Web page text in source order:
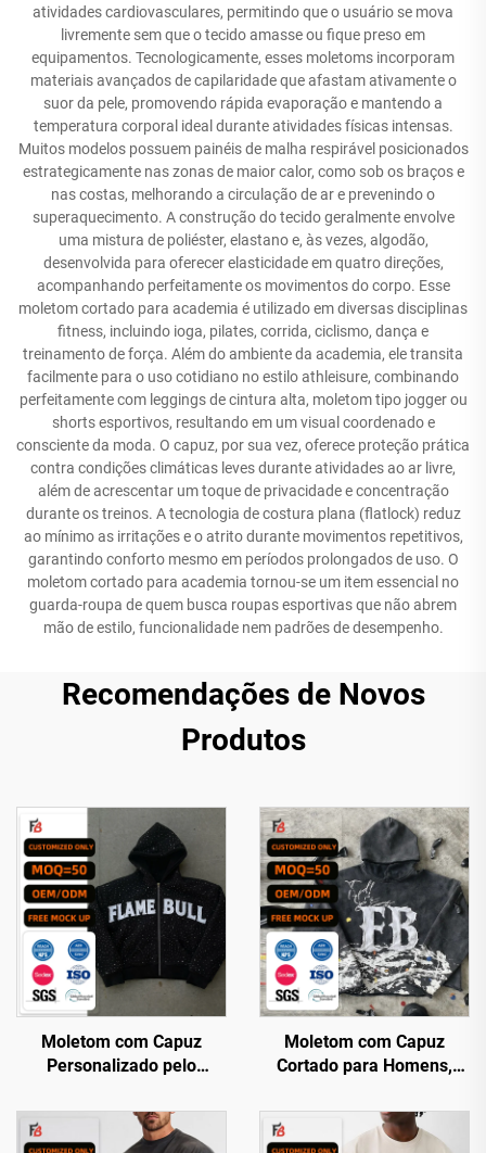
atividades cardiovasculares, permitindo que o usuário se mova
livremente sem que o tecido amasse ou fique preso em
equipamentos. Tecnologicamente, esses moletoms incorporam
materiais avançados de capilaridade que afastam ativamente o
suor da pele, promovendo rápida evaporação e mantendo a
temperatura corporal ideal durante atividades físicas intensas.
Muitos modelos possuem painéis de malha respirável posicionados
estrategicamente nas zonas de maior calor, como sob os braços e
nas costas, melhorando a circulação de ar e prevenindo o
superaquecimento. A construção do tecido geralmente envolve
uma mistura de poliéster, elastano e, às vezes, algodão,
desenvolvida para oferecer elasticidade em quatro direções,
acompanhando perfeitamente os movimentos do corpo. Esse
moletom cortado para academia é utilizado em diversas disciplinas
fitness, incluindo ioga, pilates, corrida, ciclismo, dança e
treinamento de força. Além do ambiente da academia, ele transita
facilmente para o uso cotidiano no estilo athleisure, combinando
perfeitamente com leggings de cintura alta, moletom tipo jogger ou
shorts esportivos, resultando em um visual coordenado e
consciente da moda. O capuz, por sua vez, oferece proteção prática
contra condições climáticas leves durante atividades ao ar livre,
além de acrescentar um toque de privacidade e concentração
durante os treinos. A tecnologia de costura plana (flatlock) reduz
ao mínimo as irritações e o atrito durante movimentos repetitivos,
garantindo conforto mesmo em períodos prolongados de uso. O
moletom cortado para academia tornou-se um item essencial no
guarda-roupa de quem busca roupas esportivas que não abrem
mão de estilo, funcionalidade nem padrões de desempenho.
Recomendações de Novos
Produtos
Moletom com Capuz
Personalizado pelo
Streetwear, Corte Amplo e
Caixa, com Emblemas
Moletom com Capuz
Cortado para Homens,
Fabricante, Estilo Caixa,
em Terry Francês com